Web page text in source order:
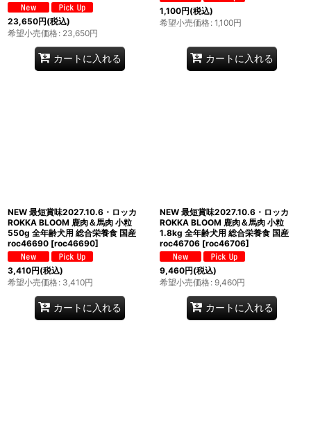
23,650円(税込)
希望小売価格: 23,650円
カートに入れる
1,100円(税込)
希望小売価格: 1,100円
カートに入れる
NEW 最短賞味2027.10.6・ロッカ
ROKKA BLOOM 鹿肉＆馬肉 小粒
550g 全年齢犬用 総合栄養食 国産
roc46690 [roc46690]
3,410円(税込)
希望小売価格: 3,410円
カートに入れる
NEW 最短賞味2027.10.6・ロッカ
ROKKA BLOOM 鹿肉＆馬肉 小粒
1.8kg 全年齢犬用 総合栄養食 国産
roc46706 [roc46706]
9,460円(税込)
希望小売価格: 9,460円
カートに入れる